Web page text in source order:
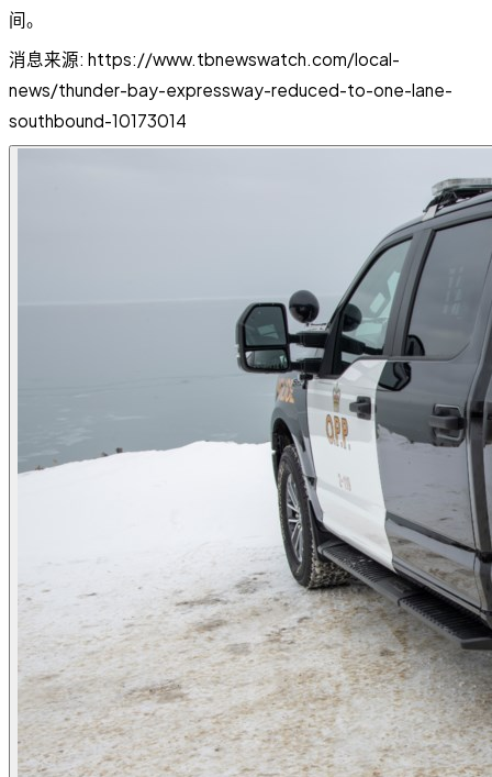
间。
消息来源: https://www.tbnewswatch.com/local-
news/thunder-bay-expressway-reduced-to-one-lane-
southbound-10173014